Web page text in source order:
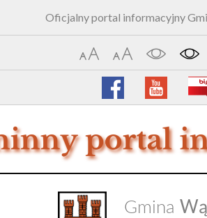
Oficjalny portal informacyjny
Gmina